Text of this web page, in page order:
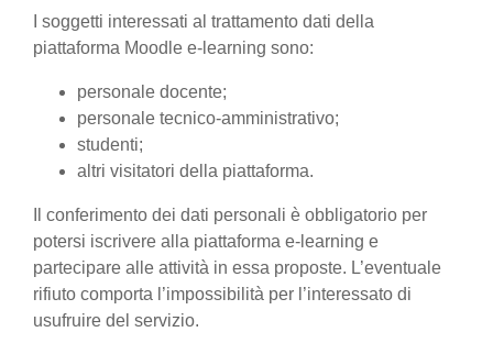
I soggetti interessati al trattamento dati della
piattaforma Moodle e-learning sono:
personale docente;
personale tecnico-amministrativo;
studenti;
altri visitatori della piattaforma.
Il conferimento dei dati personali è obbligatorio per
potersi iscrivere alla piattaforma e-learning e
partecipare alle attività in essa proposte. L’eventuale
rifiuto comporta l’impossibilità per l’interessato di
usufruire del servizio.